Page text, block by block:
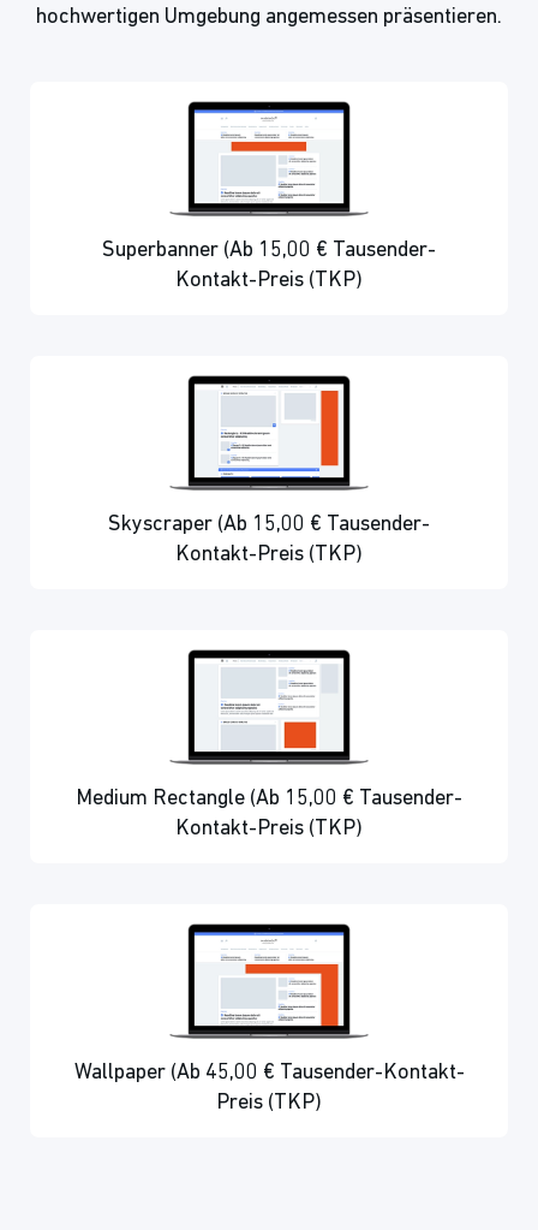
hochwertigen Umgebung angemessen präsentieren.
Superbanner (Ab 15,00 € Tausender-
Kontakt-Preis (TKP)
Skyscraper (Ab 15,00 € Tausender-
Kontakt-Preis (TKP)
Medium Rectangle (Ab 15,00 € Tausender-
Kontakt-Preis (TKP)
Wallpaper (Ab 45,00 € Tausender-Kontakt-
Preis (TKP)